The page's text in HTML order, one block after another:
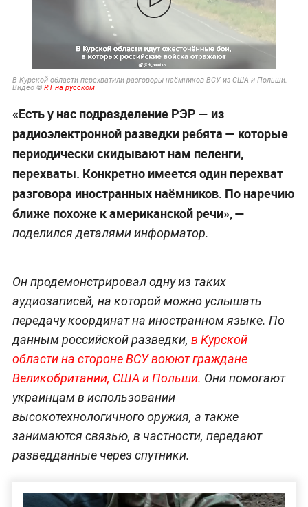
В Курской области перехватили разговоры наёмников ВСУ из США и Польши.
Видео © RT на русском
«Есть у нас подразделение РЭР — из
радиоэлектронной разведки ребята — которые
периодически скидывают нам пеленги,
перехваты. Конкретно имеется один перехват
разговора иностранных наёмников. По наречию
ближе похоже к американской речи», —
поделился деталями информатор.
Он продемонстрировал одну из таких
аудиозаписей, на которой можно услышать
передачу координат на иностранном языке. По
данным российской разведки, в Курской
области на стороне ВСУ воюют граждане
Великобритании, США и Польши. Они помогают
украинцам в использовании
высокотехнологичного оружия, а также
занимаются связью, в частности, передают
разведданные через спутники.